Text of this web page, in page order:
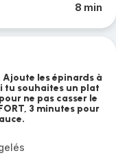
8 min
Ajoute les épinards à
tu souhaites un plat
ne pas casser le
3 minutes pour